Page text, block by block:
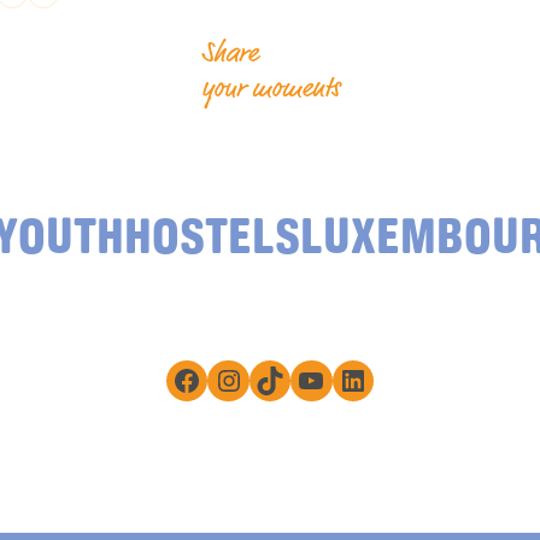
Share
your moments
Facebook
Instagram
TikTokYouTube
LinkedIn